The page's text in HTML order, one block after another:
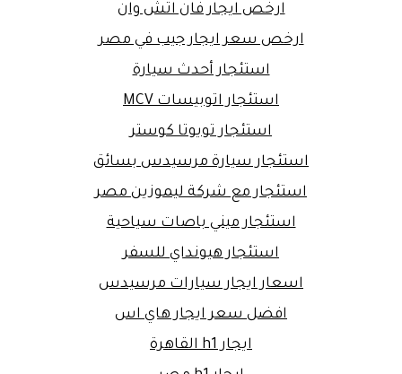
ارخص ايجار فان اتش وان
ارخص سعر ايجار جيب في مصر
استئجار أحدث سيارة
استئجار اتوبيسات MCV
استئجار تويوتا كوستر
استئجار سيارة مرسيدس بسائق
استئجار مع شركة ليموزين مصر
استئجار ميني باصات سياحية
استئجار هيونداي للسفر
اسعار ايجار سيارات مرسيدس
افضل سعر ايجار هاي اس
ايجار h1 القاهرة